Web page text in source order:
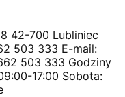
42-700 Lubliniec
503 333 E-mail:
503 333 Godziny
17:00 Sobota: